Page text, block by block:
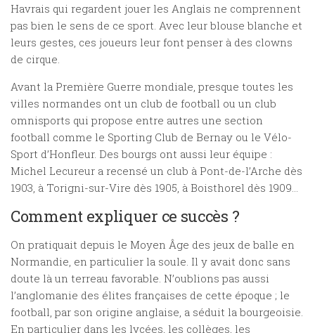
Havrais qui regardent jouer les Anglais ne comprennent
pas bien le sens de ce sport. Avec leur blouse blanche et
leurs gestes, ces joueurs leur font penser à des clowns
de cirque.
Avant la Première Guerre mondiale, presque toutes les
villes normandes ont un club de football ou un club
omnisports qui propose entre autres une section
football comme le Sporting Club de Bernay ou le Vélo-
Sport d’Honfleur. Des bourgs ont aussi leur équipe :
Michel Lecureur a recensé un club à Pont-de-l’Arche dès
1903, à Torigni-sur-Vire dès 1905, à Boisthorel dès 1909…
Comment expliquer ce succès ?
On pratiquait depuis le Moyen Âge des jeux de balle en
Normandie, en particulier la soule. Il y avait donc sans
doute là un terreau favorable. N’oublions pas aussi
l’anglomanie des élites françaises de cette époque ; le
football, par son origine anglaise, a séduit la bourgeoisie.
En particulier dans les lycées, les collèges, les